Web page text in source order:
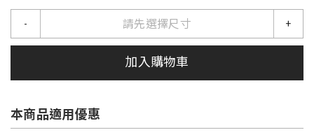
請先選擇尺寸
- +
加入購物車
本商品適用優惠